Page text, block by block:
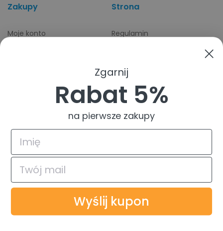
Zakupy
Moje konto
Zwroty i reklamacje
Strona
Regulamin
Indeks producentów
© 2026 TuszTusz.pl - Warszawa
Bezpieczeństwo danych dzięki
Zgarnij
Rabat 5%
na pierwsze zakupy
Wyślij kupon